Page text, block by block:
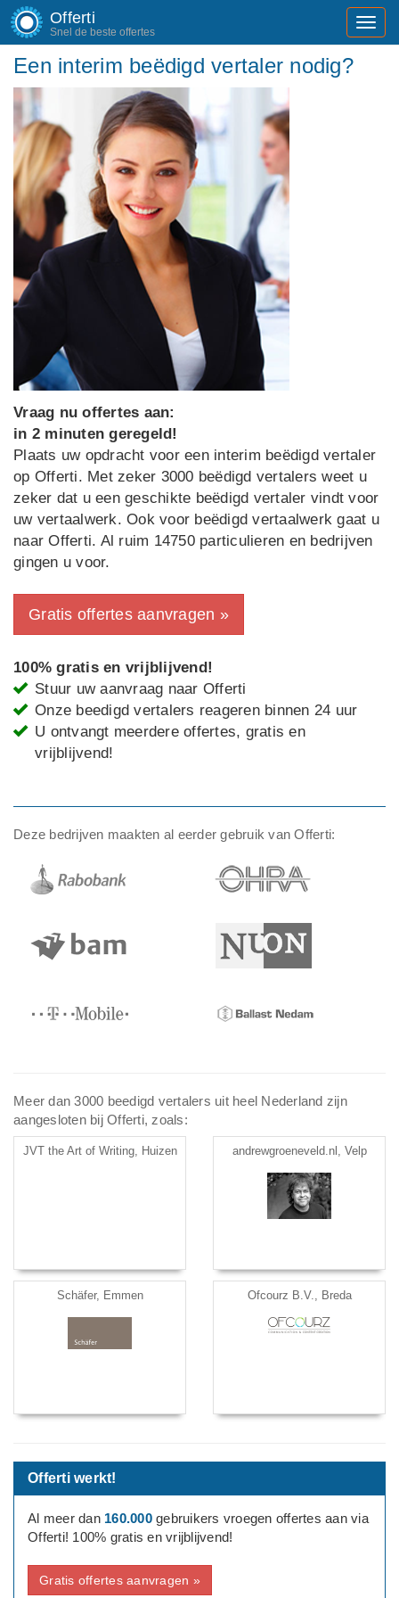
Offerti
Snel de beste offertes
Een interim beëdigd vertaler nodig?
Vraag nu offertes aan:
in 2 minuten geregeld!
Plaats uw opdracht voor een interim beëdigd vertaler
op Offerti. Met zeker 3000 beëdigd vertalers weet u
zeker dat u een geschikte beëdigd vertaler vindt voor
uw vertaalwerk. Ook voor beëdigd vertaalwerk gaat u
naar Offerti. Al ruim 14750 particulieren en bedrijven
gingen u voor.
Gratis offertes aanvragen »
100% gratis en vrijblijvend!
Stuur uw aanvraag naar Offerti
Onze beedigd vertalers reageren binnen 24 uur
U ontvangt meerdere offertes, gratis en
vrijblijvend!
Deze bedrijven maakten al eerder gebruik van Offerti:
Meer dan 3000 beedigd vertalers uit heel Nederland zijn
aangesloten bij Offerti, zoals:
JVT the Art of Writing, Huizen andrewgroeneveld.nl, Velp
Schäfer, Emmen Ofcourz B.V., Breda
Offerti werkt!
Al meer dan 160.000gebruikers vroegen offertes aan via
Offerti! 100% gratis en vrijblijvend!
Gratis offertes aanvragen »